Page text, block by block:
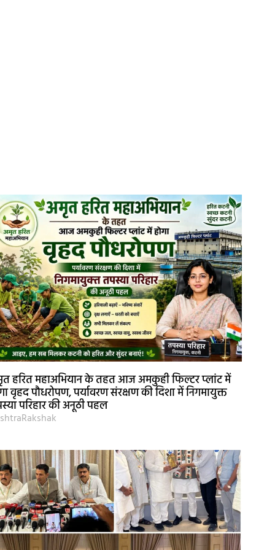
हरित महाअभियान के तहत आज अमकुही फिल्टर प्लांट में
वृहद पौधरोपण, पर्यावरण संरक्षण की दिशा में निगमायुक्त
परिहार की अनूठी पहल